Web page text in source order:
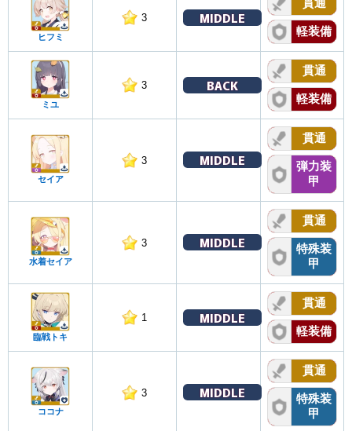
ヒフミ
3 MIDDLE
貫通
軽装備
ミユ
3 BACK
貫通
軽装備
セイア
3 MIDDLE
貫通
弾力装
甲
水着セイア
3 MIDDLE
貫通
特殊装
甲
臨戦トキ
1 MIDDLE
貫通
軽装備
ココナ
3 MIDDLE
貫通
特殊装
甲